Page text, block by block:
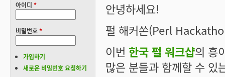
안녕하세요!
펄 해커쏜(Perl
이번 한국 펄 워크샵의 흥
많은 분들과 함께할 수 있
아이디 *
비밀번호*
가입하기
새로운 비밀번호 요청하기